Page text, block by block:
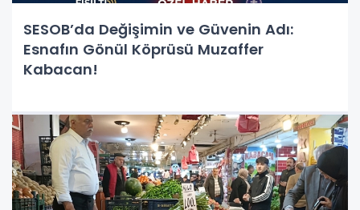
SESOB’da Değişimin ve Güvenin Adı:
Esnafın Gönül Köprüsü Muzaffer
Kabacan!